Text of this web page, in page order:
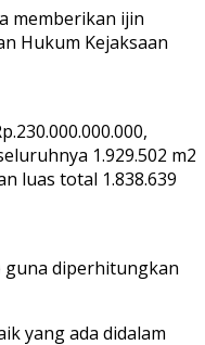
memberikan ijin
Hukum Kejaksaan
1.929.502 m2
luas total 1.838.639
guna diperhitungkan
yang ada didalam